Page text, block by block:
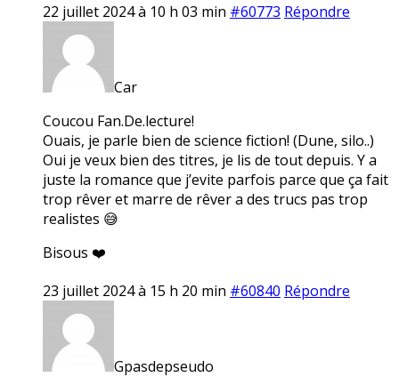
22 juillet 2024 à 10 h 03 min #60773 Répondre
Car
Coucou Fan.De.lecture!
Ouais, je parle bien de science fiction! (Dune, silo..)
Oui je veux bien des titres, je lis de tout depuis. Y a
juste la romance que j’evite parfois parce que ça fait
trop rêver et marre de rêver a des trucs pas trop
realistes 😅
Bisous ❤️
23 juillet 2024 à 15 h 20 min #60840 Répondre
Gpasdepseudo